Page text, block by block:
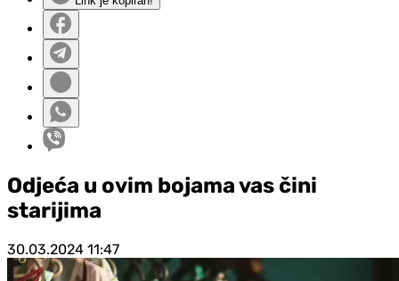
Odjeća u ovim bojama vas čini
starijima
30.03.2024 11:47